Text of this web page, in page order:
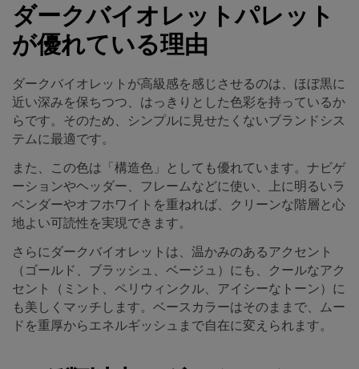
ダークバイオレットパレット
が優れている理由
ダークバイオレットが高級感を感じさせるのは、ほぼ黒に
近い深みを保ちつつ、はっきりとした色彩を持っているか
らです。そのため、シンプルに見せたくないブランドシス
テムに最適です。
また、この色は「構造色」としても優れています。ナビゲ
ーションやヘッダー、フレームなどに使い、上に明るいラ
ベンダーやオフホワイトを重ねれば、クリーンな階層と心
地よい可読性を実現できます。
さらにダークバイオレットは、温かみのあるアクセント
（ゴールド、ブラッシュ、ベージュ）にも、クールなアク
セント（ミント、ペリウィンクル、アイシーなトーン）に
も美しくマッチします。ベースカラーはそのままで、ムー
ドを重厚からエネルギッシュまで自在に変えられます。